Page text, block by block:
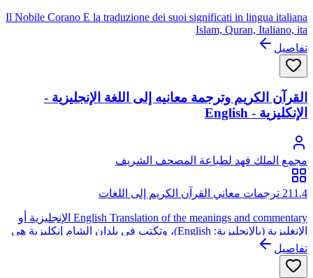
Il Nobile Corano E la traduzione dei suoi significati in lingua italiana
Islam, Quran, Italiano, ita
تفاصيل
القرآن الكريم وترجمة معانيه إلى اللغة الإنجليزية -
الإنكليزية - English
مجمع الملك فهد لطباعة المصحف الشريف
211.4 ترجمات معاني القرآن الكريم إلى اللغات
English Translation of the meanings and commentary الإنجليزية أو
الإنغليزية (بالإنجليزية: English)، وتكتب في بلدان الشام إنكليزية هي
لغة جرمانية نشأت في إنجلترا. هي ثالث أكثر اللغات الأم انتشاراً في
انتشارها الكبير في العالم بسبب التأثيرات العسكرية والاقتصادية
تفاصيل